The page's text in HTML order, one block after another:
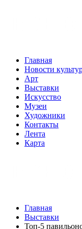
Главная
Новости
Арт
Выставки
Искусство
Музеи
Художники
Контакты
Лента
Карта
Главная
Выставки
Топ-5